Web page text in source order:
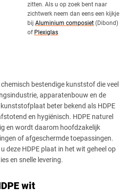
Ovaal
Afsnede
zitten. Als u op zoek bent naar
zichtwerk neem dan eens een kijkje
bij Aluminium composiet (Dibond)
of Plexiglas
bestendige kunststof die veel
apparatenbouw en de
beter bekend als HDPE
en hygiënisch. HDPE naturel
en wordt daarom hoofdzakelijk
of afgeschermde toepassingen.
deze HDPE plaat in het wit geheel op
en snelle levering.
wit